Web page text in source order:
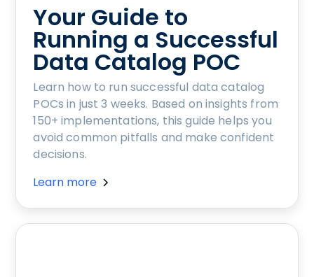
Your Guide to
Running a Successful
Data Catalog POC
Learn how to run successful data catalog
POCs in just 3 weeks. Based on insights from
150+ implementations, this guide helps you
avoid common pitfalls and make confident
decisions.
Learn more